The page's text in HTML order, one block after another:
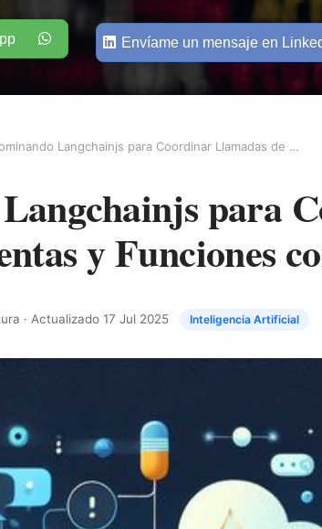
Envíame un mensaje en
Dominando Langchainjs para Coordinar Llamadas de Herramientas y Funciones con Agentes de IA
para
y Funciones
· Actualizado 17 Jul 2025 Inteligencia Artificial